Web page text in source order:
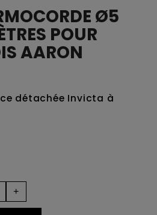
Ø5
POUR
AARON
détachée Invicta à